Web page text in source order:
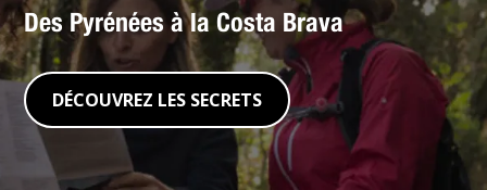
Des Pyrénées à la Costa Brava
DÉCOUVREZ LES SECRETS